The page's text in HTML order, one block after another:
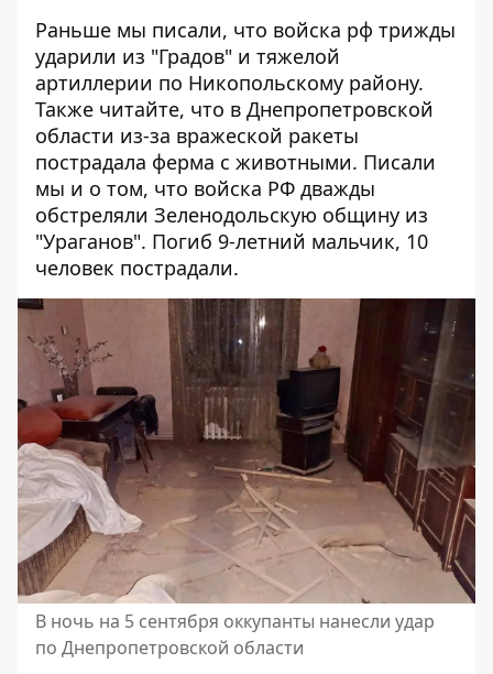
Раньше мы писали, что войска рф трижды
ударили из "Градов" и тяжелой
артиллерии по Никопольскому району.
Также читайте, что в Днепропетровской
области из-за вражеской ракеты
пострадала ферма с животными. Писали
мы и о том, что войска РФ дважды
обстреляли Зеленодольскую общину из
"Ураганов". Погиб 9-летний мальчик, 10
человек пострадали.
В ночь на 5 сентября оккупанты нанесли удар
по Днепропетровской области